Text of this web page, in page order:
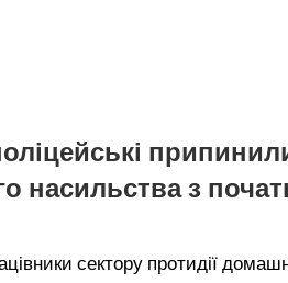
насильства з
сектору протидії